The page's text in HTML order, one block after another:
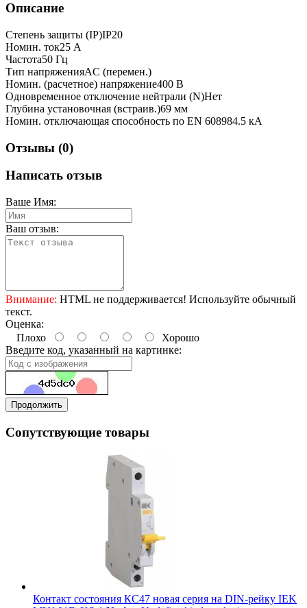
Описание
Степень защиты (IP)IP20
Номин. ток25 А
Частота50 Гц
Тип напряженияAC (перемен.)
Номин. (расчетное) напряжение400 В
Одновременное отключение нейтрали (N)Нет
Глубина установочная (встраив.)69 мм
Номин. отключающая способность по EN 608984.5 кА
Отзывы (0)
Написать отзыв
Ваше Имя:
Ваш отзыв:
Внимание: HTML не поддерживается! Используйте обычный
текст.
Оценка:
Плохо
Хорошо
Введите код, указанный на картинке:
Продолжить
Сопутствующие товары
Контакт состояния КС47 новая серия на DIN-рейку IEK